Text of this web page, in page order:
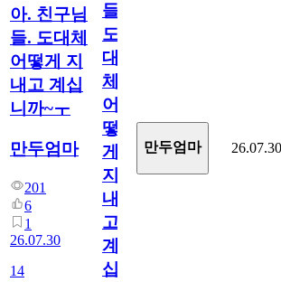
아. 친구님
들. 도대체
어떻게 지
내고 계십
니까~ㅜ
만두엄마
201
6
1
26.07.30
14
들.
도
대
체
어
떻
게
지
내
고
계
십
만두엄마 26.07.30